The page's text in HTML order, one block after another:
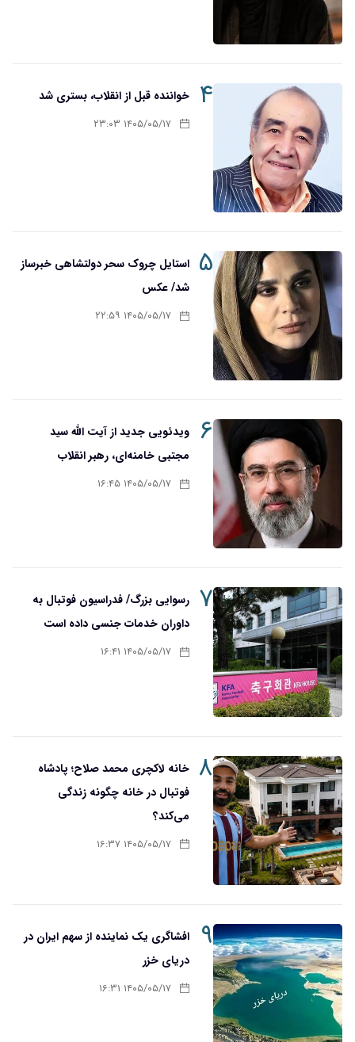
۴ خواننده قبل از انقلاب، بستری شد
۱۴۰۵/۰۵/۱۷ ۲۳:۰۳
۵
استایل چروک سحر دولتشاهی خبرساز
شد/ عکس
۱۴۰۵/۰۵/۱۷ ۲۲:۵۹
۶ ویدئویی جدید از آیت الله سید
مجتبی خامنه‌ای، رهبر انقلاب
۱۴۰۵/۰۵/۱۷ ۱۶:۴۵
۷ رسوایی بزرگ/ فدراسیون فوتبال به
داوران خدمات جنسی داده است
۱۴۰۵/۰۵/۱۷ ۱۶:۴۱
۸ خانه لاکچری محمد صلاح؛ پادشاه
فوتبال در خانه چگونه زندگی
می‌کند؟
۱۴۰۵/۰۵/۱۷ ۱۶:۳۷
۹
افشاگری یک نماینده از سهم ایران در
دریای خزر
۱۴۰۵/۰۵/۱۷ ۱۶:۳۱